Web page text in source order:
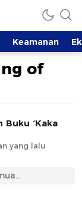
Keamanan
of
‘Kaka
yang lalu